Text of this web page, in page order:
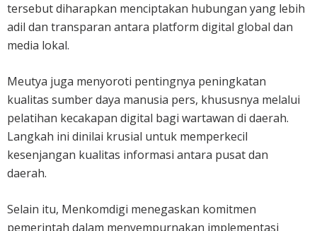
tersebut diharapkan menciptakan hubungan yang lebih
adil dan transparan antara platform digital global dan
media lokal.
Meutya juga menyoroti pentingnya peningkatan
kualitas sumber daya manusia pers, khususnya melalui
pelatihan kecakapan digital bagi wartawan di daerah.
Langkah ini dinilai krusial untuk memperkecil
kesenjangan kualitas informasi antara pusat dan
daerah.
Selain itu, Menkomdigi menegaskan komitmen
pemerintah dalam menyempurnakan implementasi